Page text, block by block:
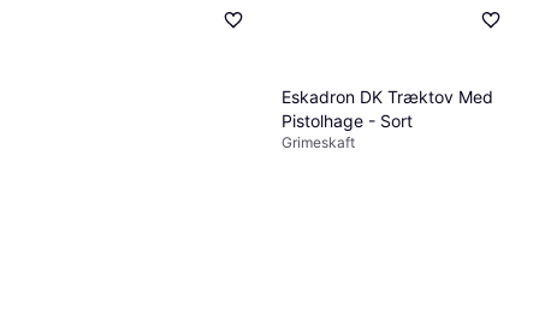
Eskadron DK Træktov Med
Pistolhage - Sort
Grimeskaft